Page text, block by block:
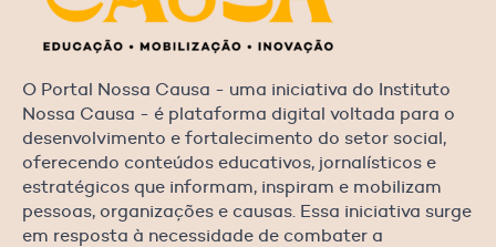
O Portal Nossa Causa - uma iniciativa do Instituto
Nossa Causa - é plataforma digital voltada para o
desenvolvimento e fortalecimento do setor social,
oferecendo conteúdos educativos, jornalísticos e
estratégicos que informam, inspiram e mobilizam
pessoas, organizações e causas. Essa iniciativa surge
em resposta à necessidade de combater a